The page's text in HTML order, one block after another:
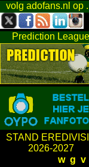
volg adofans.nl op
Prediction League
STAND
2026-2027
w g v